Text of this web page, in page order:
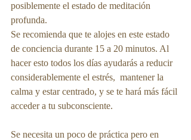
posiblemente el estado de meditación
profunda.
Se recomienda que te alojes en este estado
de conciencia durante 15 a 20 minutos. Al
hacer esto todos los días ayudarás a reducir
considerablemente el estrés,  mantener la
calma y estar centrado, y se te hará más fácil
acceder a tu subconsciente.
Se necesita un poco de práctica pero en